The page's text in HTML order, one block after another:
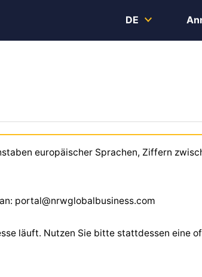
DE
europäischer Sprachen, Ziffern
portal@nrwglobalbusiness.com
läuft. Nutzen Sie bitte stattdessen eine